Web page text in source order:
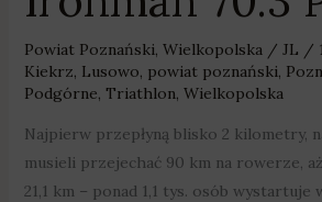
Powiat Poznański Wielkopolska / JL /
Kiekrz Lusowo powiat poznański
Podgórne Triathlon Wielkopolska
Najpierw przepłyną blisko 2 kilometry,
musieli przejechać 90 km na rowerze,
21,1 km – ponad 1,1 tys. osób wystartuje